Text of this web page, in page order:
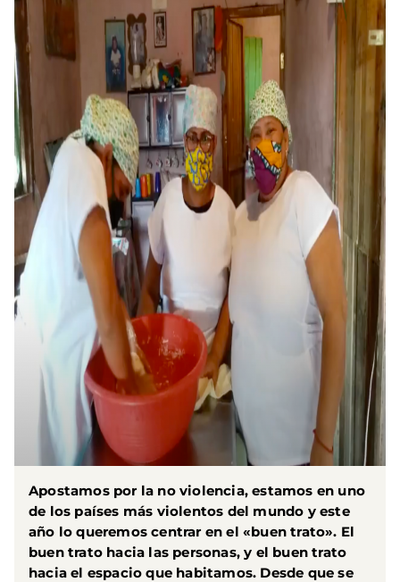
Apostamos por la no violencia, estamos en uno
de los países más violentos del mundo y este
año lo queremos centrar en el «buen trato». El
buen trato hacia las personas, y el buen trato
hacia el espacio que habitamos. Desde que se